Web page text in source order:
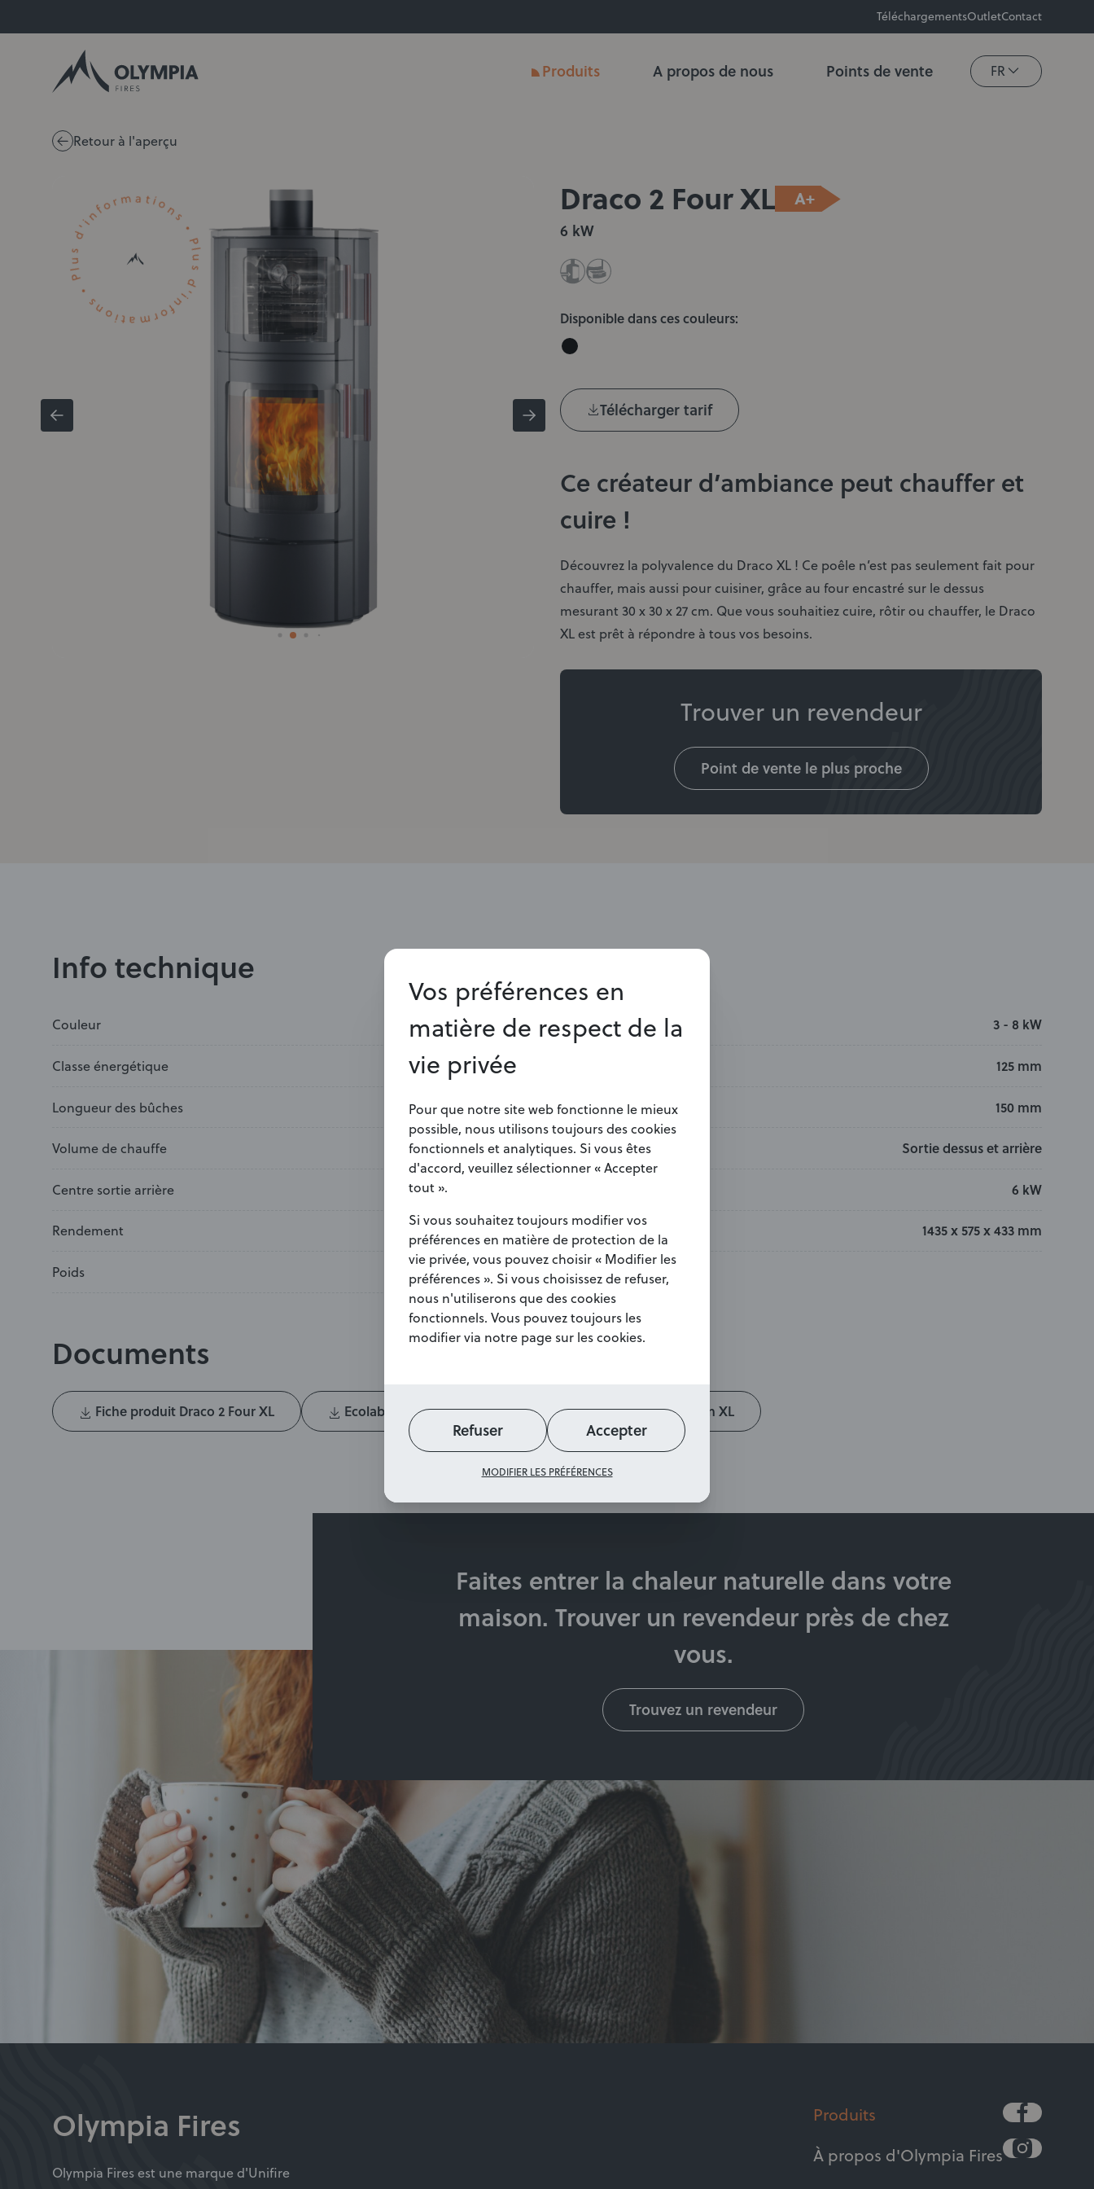
TéléchargementsOutletContact
Produits A propos de nous Points de vente FR
Retour à l'aperçu
Plus d'informations • Plus d'informations • Draco 2 Four XL A+
6 kW
Disponible dans ces couleurs:
Télécharger tarif
Ce créateur d’ambiance peut chauffer et
cuire !
Découvrez la polyvalence du Draco XL ! Ce poêle n’est pas seulement fait pour
chauffer, mais aussi pour cuisiner, grâce au four encastré sur le dessus
mesurant 30 x 30 x 27 cm. Que vous souhaitiez cuire, rôtir ou chauffer, le Draco
XL est prêt à répondre à tous vos besoins.
Trouver un revendeur
Point de vente le plus proche
Info technique
Couleur Zwart Puissance min - max 3 - 8 kW
Classe énergétique A+ 125 mm
Longueur des bûches 40 cm Conduit de fumée 150 mm
Volume de chauffe 140 m³ Type de raccordement Sortie dessus et arrière
Centre sortie arrière 6 kW
Rendement 81,9% Dimensions (H x L x P) 1435 x 575 x 433 mm
Poids 320 kg
Documents
Fiche produit Draco 2 Four XL Ecolabel Draco 2 Four XL Eco Design Draco 2 Oven XL
Faites entrer la chaleur naturelle dans votre
maison. Trouver un revendeur près de chez
vous.
Trouvez un revendeur
Olympia Fires
Olympia Fires est une marque d'Unifire
Produits
À propos d'Olympia Fires
Vos préférences en
matière de respect de la
vie privée
Pour que notre site web fonctionne le mieux
possible, nous utilisons toujours des cookies
fonctionnels et analytiques. Si vous êtes
d'accord, veuillez sélectionner « Accepter
tout ».
Si vous souhaitez toujours modifier vos
préférences en matière de protection de la
vie privée, vous pouvez choisir « Modifier les
préférences ». Si vous choisissez de refuser,
nous n'utiliserons que des cookies
fonctionnels. Vous pouvez toujours les
modifier via notre page sur les cookies.
Refuser Accepter
MODIFIER LES PRÉFÉRENCES